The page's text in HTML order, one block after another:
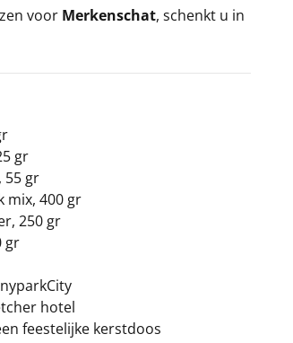
voor Merkenschat, schenkt u in
gr
55 gr
mix, 400 gr
250 gr
gr
hotel
feestelijke kerstdoos